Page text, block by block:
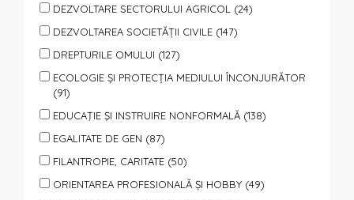
DEZVOLTARE SECTORULUI AGRICOL (24)
DEZVOLTAREA SOCIETĂȚII CIVILE (147)
DREPTURILE OMULUI (127)
ECOLOGIE ȘI PROTECȚIA MEDIULUI ÎNCONJURĂTOR
(91)
EDUCAŢIE ŞI INSTRUIRE NONFORMALĂ (138)
EGALITATE DE GEN (87)
FILANTROPIE, CARITATE (50)
ORIENTAREA PROFESIONALĂ ȘI HOBBY (49)